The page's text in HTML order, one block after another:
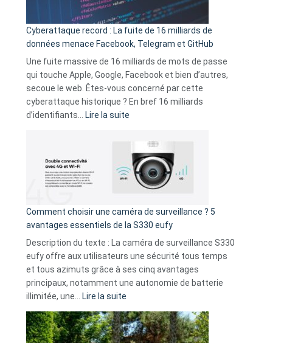
Party
pour
comparer
vos
goûts
musicaux
avec
9
amis
Cyberattaque record : La fuite de 16 milliards de
données menace Facebook, Telegram et GitHub
Une fuite massive de 16 milliards de mots de passe
qui touche Apple, Google, Facebook et bien d’autres,
secoue le web. Êtes-vous concerné par cette
cyberattaque historique ? En bref 16 milliards
d’identifiants…
Lire la suite
record
La
fuite
16
milliards
données
menace
Facebook,
Telegram
GitHub
Comment choisir une caméra de surveillance ? 5
avantages essentiels de la S330 eufy
Description du texte : La caméra de surveillance S330
eufy offre aux utilisateurs une sécurité tous temps
et tous azimuts grâce à ses cinq avantages
principaux, notamment une autonomie de batterie
illimitée, une…
Lire la suite
choisir
une